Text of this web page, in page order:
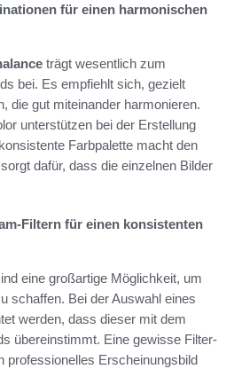
für einen harmonischen
trägt wesentlich zum
bei. Es empfiehlt sich, gezielt
die gut miteinander harmonieren.
unterstützen bei der Erstellung
Farbpalette macht den
dafür, dass die einzelnen Bilder
Filtern für einen konsistenten
eine großartige Möglichkeit, um
schaffen. Bei der Auswahl eines
werden, dass dieser mit dem
übereinstimmt. Eine gewisse Filter-
professionelles Erscheinungsbild